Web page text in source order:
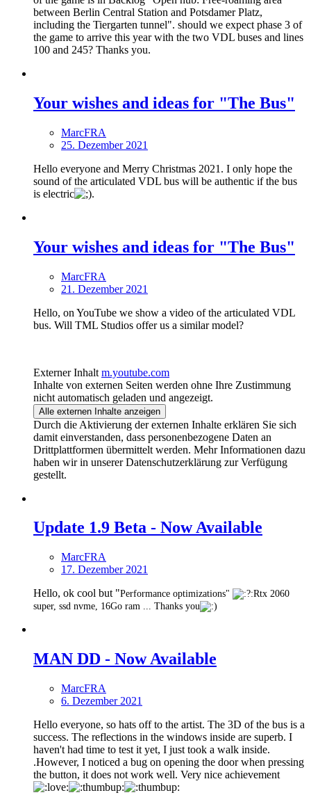
between Berlin Central Station and Potsdamer Platz,
including the Tiergarten tunnel". should we expect phase 3 of
the game to arrive this year with the two VDL buses and lines
100 and 245? Thanks you.
Your wishes and ideas for "The Bus"
MarcFRA
25. Dezember 2021
Hello everyone and Merry Christmas 2021. I only hope the
sound of the articulated VDL bus will be authentic if the bus
is electric
.
Your wishes and ideas for "The Bus"
MarcFRA
21. Dezember 2021
Hello, on YouTube we show a video of the articulated VDL
bus. Will TML Studios offer us a similar model?
Externer Inhalt m.youtube.com
Inhalte von externen Seiten werden ohne Ihre Zustimmung
nicht automatisch geladen und angezeigt.
Alle externen Inhalte anzeigen
Durch die Aktivierung der externen Inhalte erklären Sie sich
damit einverstanden, dass personenbezogene Daten an
Drittplattformen übermittelt werden. Mehr Informationen dazu
haben wir in unserer Datenschutzerklärung zur Verfügung
gestellt.
Update 1.9 Beta - Now Available
MarcFRA
17. Dezember 2021
Hello, ok cool but "Performance optimizations"
Rtx 2060
super, ssd nvme, 16Go ram ... Thanks you
MAN DD - Now Available
MarcFRA
6. Dezember 2021
Hello everyone, so hats off to the artist. The 3D of the bus is a
success. The reflections in the windows inside are superb. I
haven't had time to test it yet, I just took a walk inside.
.However, I noticed a bug on opening the door when pressing
the button, it does not work well. Very nice achievement